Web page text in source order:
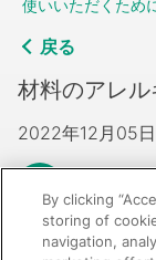
使いいただくため
戻る
材料のアレ
2022年12月05日
By clicking
storing of
navigation,